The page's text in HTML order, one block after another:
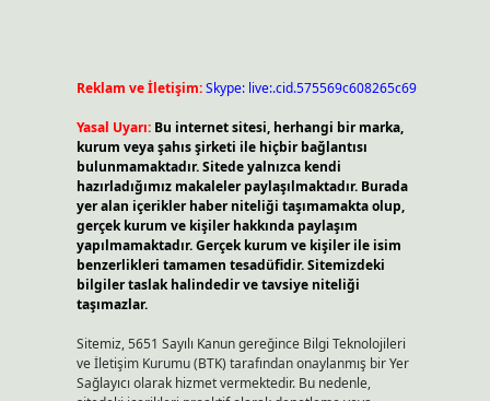
Reklam ve İletişim:Skype: live:.cid.575569c608265c69
Yasal Uyarı: Bu internet sitesi, herhangi bir marka,
kurum veya şahıs şirketi ile hiçbir bağlantısı
bulunmamaktadır. Sitede yalnızca kendi
hazırladığımız makaleler paylaşılmaktadır. Burada
yer alan içerikler haber niteliği taşımamakta olup,
gerçek kurum ve kişiler hakkında paylaşım
yapılmamaktadır. Gerçek kurum ve kişiler ile isim
benzerlikleri tamamen tesadüfidir. Sitemizdeki
bilgiler taslak halindedir ve tavsiye niteliği
taşımazlar.
Sitemiz, 5651 Sayılı Kanun gereğince Bilgi Teknolojileri
ve İletişim Kurumu (BTK) tarafından onaylanmış bir Yer
Sağlayıcı olarak hizmet vermektedir. Bu nedenle,